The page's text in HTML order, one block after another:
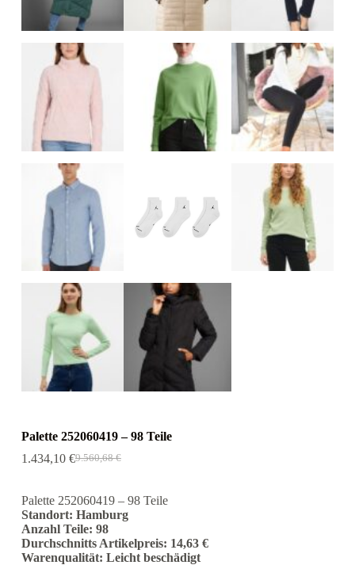
Palette 252060419 – 98 Teile
9.560,68€
Ursprünglicher
9.560,68 €
1.434,10 €
Aktueller
1.434,10 €.
Palette 252060419 – 98 Teile
Standort: Hamburg
Anzahl Teile: 98
Durchschnitts Artikelpreis: 14,63 €
Warenqualität: Leicht beschädigt